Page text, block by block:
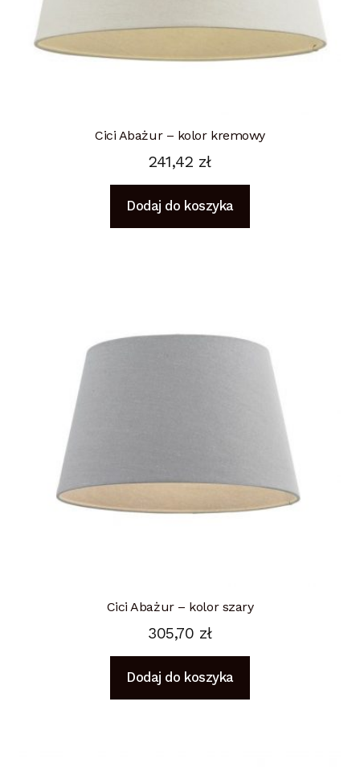
Cici Abażur – kolor kremowy
241,42 zł
Dodaj do koszyka
Cici Abażur – kolor szary
305,70 zł
Dodaj do koszyka